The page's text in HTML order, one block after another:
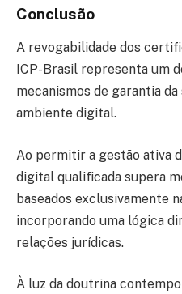
Conclusão
A revogabilidade dos
ICP-Brasil representa um
mecanismos de garantia
ambiente digital.
Ao permitir a gestão ativa
digital qualificada supera
baseados exclusivamente
incorporando uma lógica
relações jurídicas.
À luz da doutrina